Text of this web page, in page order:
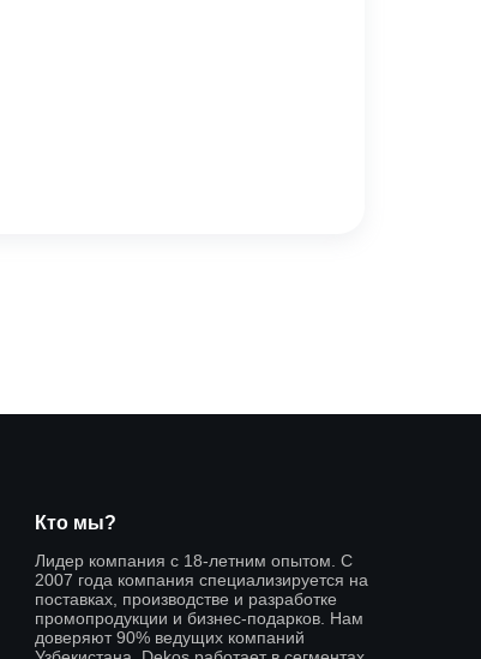
Кто мы?
Лидер компания с 18-летним опытом. С
2007 года компания специализируется на
поставках, производстве и разработке
промопродукции и бизнес-подарков. Нам
доверяют 90% ведущих компаний